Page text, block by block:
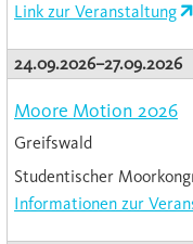
Link zur Veranstaltung
24.09.2026–27.09.2026
Moore Motion 2026
Greifswald
Studentischer
Informationen zur